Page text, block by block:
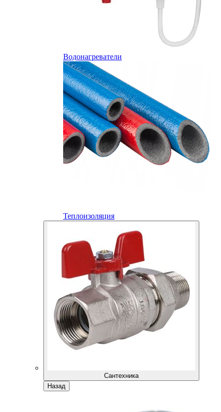
Водонагреватели
Теплоизоляция
Сантехника
Назад